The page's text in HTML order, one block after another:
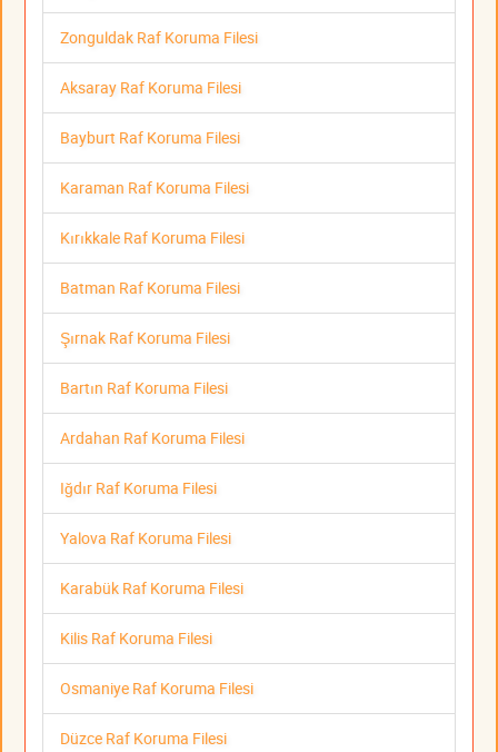
Zonguldak Raf Koruma Filesi
Aksaray Raf Koruma Filesi
Bayburt Raf Koruma Filesi
Karaman Raf Koruma Filesi
Kırıkkale Raf Koruma Filesi
Batman Raf Koruma Filesi
Şırnak Raf Koruma Filesi
Bartın Raf Koruma Filesi
Ardahan Raf Koruma Filesi
Iğdır Raf Koruma Filesi
Yalova Raf Koruma Filesi
Karabük Raf Koruma Filesi
Kilis Raf Koruma Filesi
Osmaniye Raf Koruma Filesi
Düzce Raf Koruma Filesi